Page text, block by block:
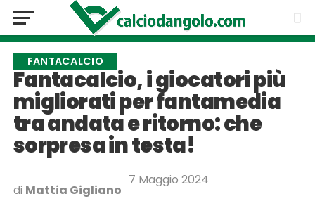
FANTACALCIO
Fantacalcio, i giocatori più
migliorati per fantamedia
tra andata e ritorno: che
sorpresa in testa!
di Mattia Gigliano
7 Maggio 2024